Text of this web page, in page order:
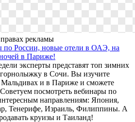
рекламы
по России, новые отели в ОАЭ, на
в Париже!
эксперты представят топ зимних
в Сочи. Вы изучите
и в Париже и сможете
посмотреть вебинары по
направлениям: Япония,
Тенерифе, Израиль, Филиппины. А
круизы и Таиланд!